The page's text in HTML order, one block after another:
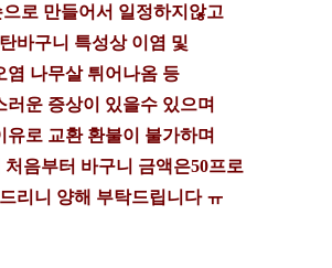
로 만들어서 일정하지않고
바구니 특성상 이염 및
염 나무살 튀어나옴 등
러운 증상이 있을수 있으며
유로 교환 환불이 불가하며
처음부터 바구니 금액은50프로
리니 양해 부탁드립니다 ㅠ